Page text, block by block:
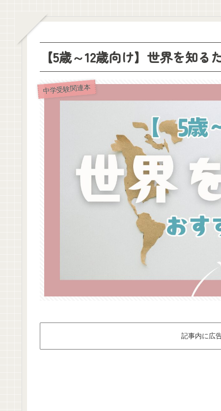
【5歳～12歳向け】世界を知る
中学受験関連本
記事内に広